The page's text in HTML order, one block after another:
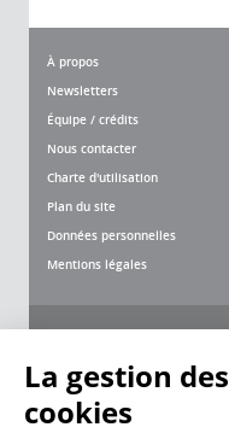
À propos
Newsletters
Équipe / crédits
Nous contacter
Charte d'utilisation
Plan du site
Données personnelles
Mentions légales
La gestion des
cookies